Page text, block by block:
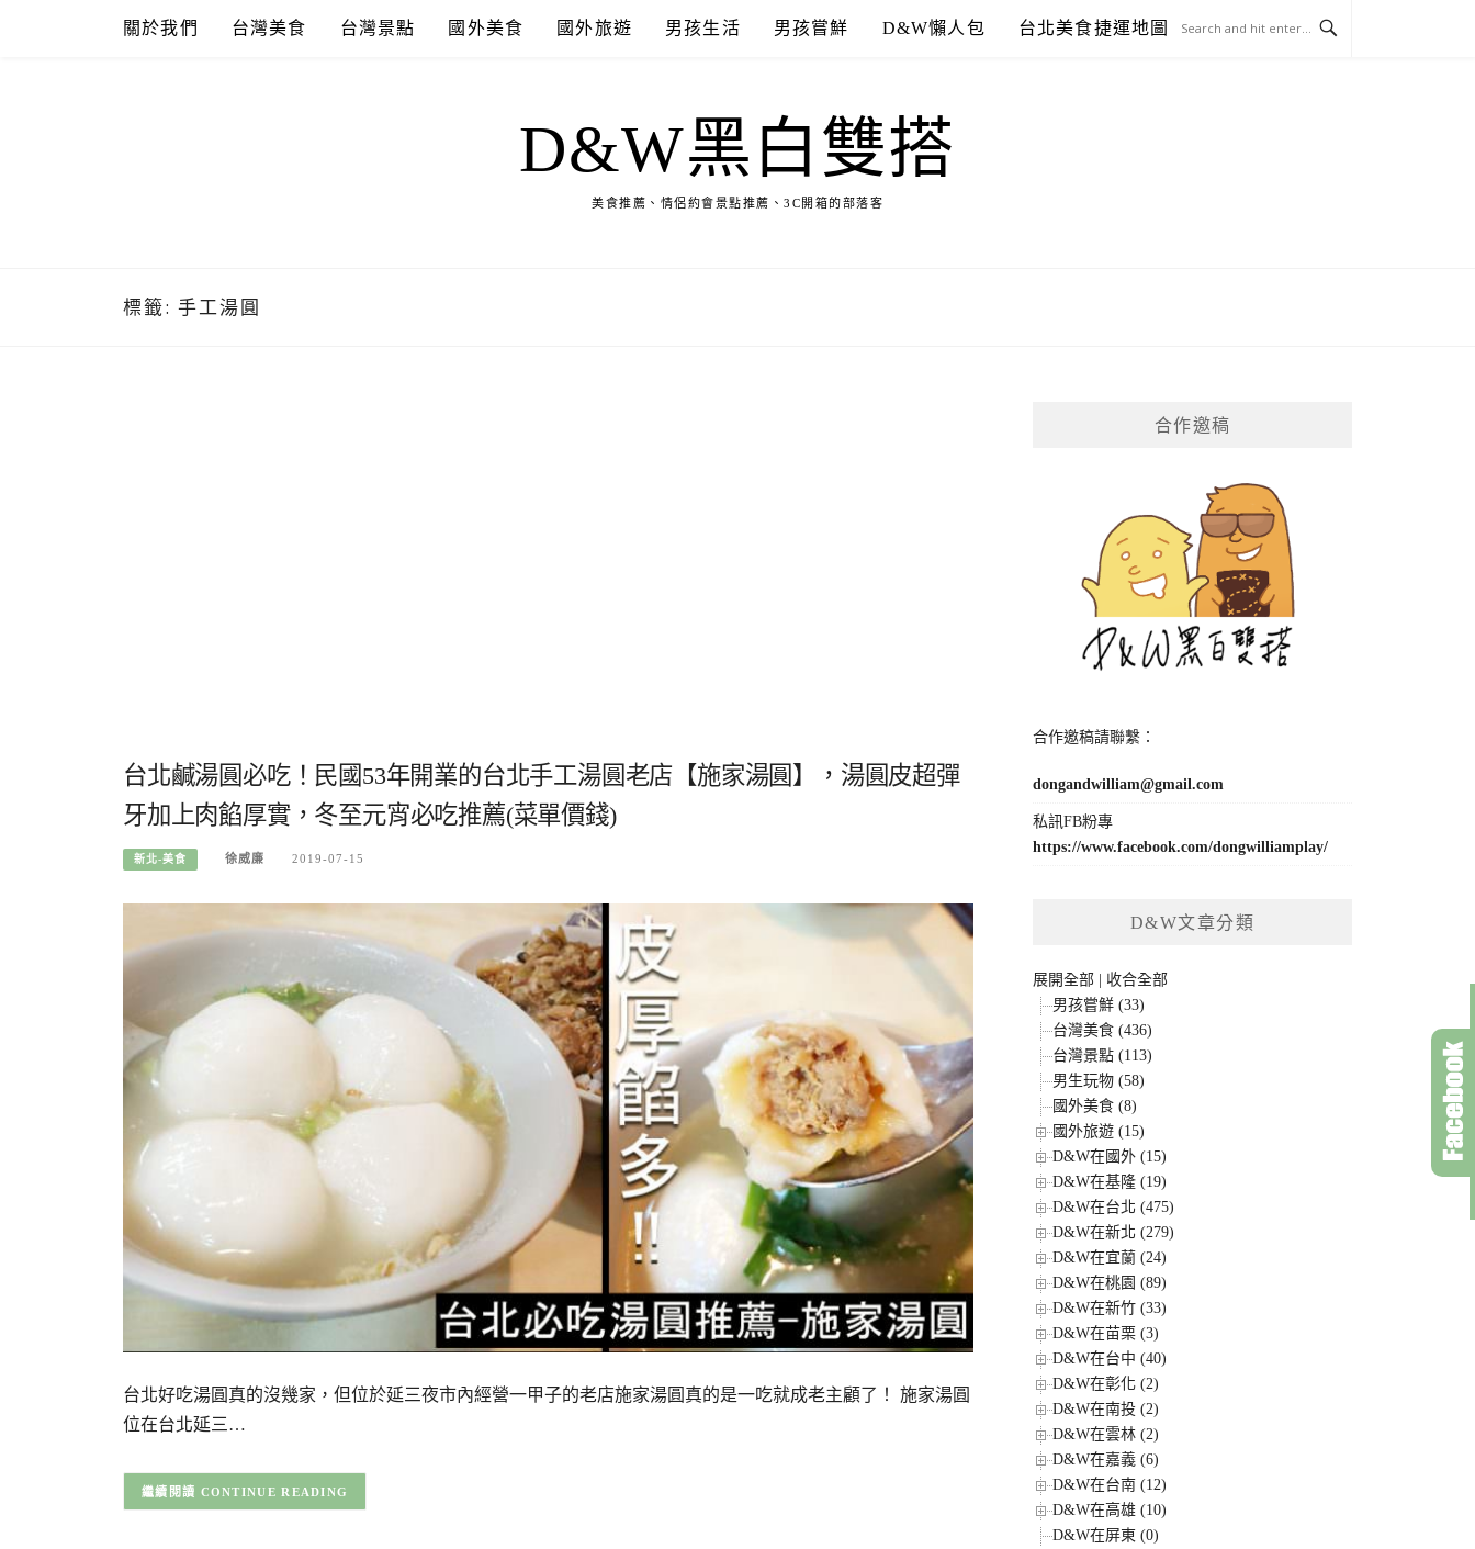
關於我們 台灣美食 台灣景點 國外美食 國外旅遊 男孩生活 男孩嘗鮮 D&W懶人包 台北美食捷運地圖
D&W黑白雙搭
美食推薦、情侶約會景點推薦、3C開箱的部落客
標籤: 手工湯圓
台北鹹湯圓必吃！民國53年開業的台北手工湯圓老店【施家湯圓】，湯圓皮超彈
牙加上肉餡厚實，冬至元宵必吃推薦(菜單價錢)
新北-美食 徐威廉 2019-07-15
台北好吃湯圓真的沒幾家，但位於延三夜市內經營一甲子的老店施家湯圓真的是一吃就成老主顧了！ 施家湯圓
位在台北延三…
CONTINUE READING
合作邀稿
合作邀稿請聯繫：
dongandwilliam@gmail.com
私訊FB粉專
https://www.facebook.com/dongwilliamplay/
D&W文章分類
展開全部
收合全部
男孩嘗鮮 (33)
台灣美食 (436)
台灣景點 (113)
男生玩物 (58)
國外美食 (8)
國外旅遊 (15)
D&W在國外 (15)
D&W在基隆 (19)
D&W在台北 (475)
D&W在新北 (279)
D&W在宜蘭 (24)
D&W在桃園 (89)
D&W在新竹 (33)
D&W在苗栗 (3)
D&W在台中 (40)
D&W在彰化 (2)
D&W在南投 (2)
D&W在雲林 (2)
D&W在嘉義 (6)
D&W在台南 (12)
D&W在高雄 (10)
D&W在屏東 (0)